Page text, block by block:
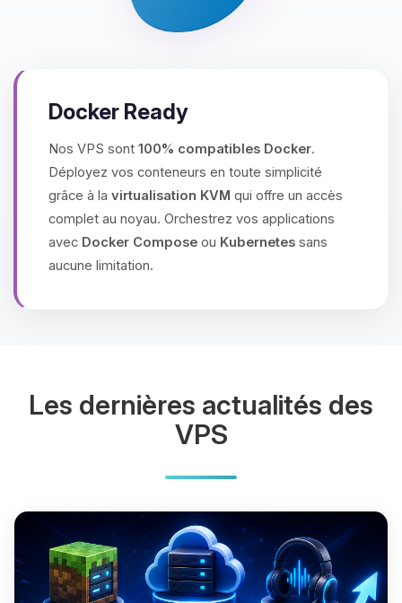
Docker Ready
Nos VPS sont 100% compatibles Docker.
Déployez vos conteneurs en toute simplicité
grâce à la virtualisation KVM qui offre un accès
complet au noyau. Orchestrez vos applications
avec Docker Compose ou Kubernetes sans
aucune limitation.
Les dernières actualités des
VPS